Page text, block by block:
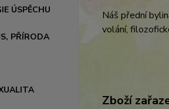
ÚSPĚCHU
PŘÍRODA
Náš přední
volání,
Zboží